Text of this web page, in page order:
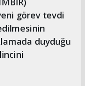
görev tevdi
duyduğu